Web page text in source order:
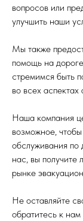
вопросов или
улучшить наши
Мы также
помощь на
стремимся быть
во всех аспектах
Наша компания
возможное,
обслуживания
нас, вы получите
рынке
Не оставляйте
обратитесь к